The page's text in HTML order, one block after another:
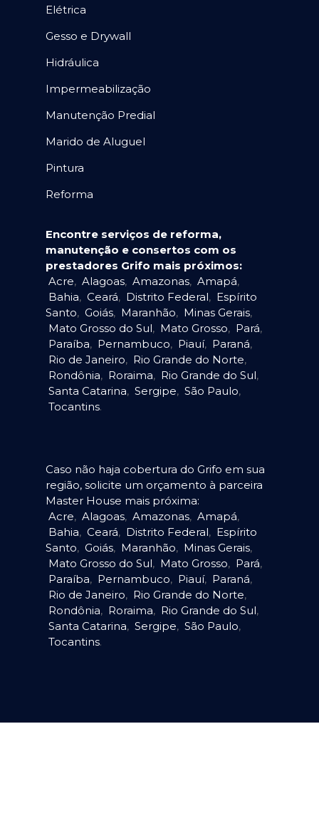
Elétrica
Gesso e Drywall
Hidráulica
Impermeabilização
Manutenção Predial
Marido de Aluguel
Pintura
Reforma
Encontre serviços de reforma,
manutenção e consertos com os
prestadores Grifo mais próximos:
Acre, Alagoas, Amazonas, Amapá,
Bahia, Ceará, Distrito Federal, Espírito
Santo, Goiás, Maranhão, Minas Gerais,
Mato Grosso do Sul, Mato Grosso, Pará,
Paraíba, Pernambuco, Piauí, Paraná,
Rio de Janeiro, Rio Grande do Norte,
Rondônia, Roraima, Rio Grande do Sul,
Santa Catarina, Sergipe, São Paulo,
Tocantins.
Caso não haja cobertura do Grifo em sua
região, solicite um orçamento à parceira
Master House mais próxima:
Acre, Alagoas, Amazonas, Amapá,
Bahia, Ceará, Distrito Federal, Espírito
Santo, Goiás, Maranhão, Minas Gerais,
Mato Grosso do Sul, Mato Grosso, Pará,
Paraíba, Pernambuco, Piauí, Paraná,
Rio de Janeiro, Rio Grande do Norte,
Rondônia, Roraima, Rio Grande do Sul,
Santa Catarina, Sergipe, São Paulo,
Tocantins.